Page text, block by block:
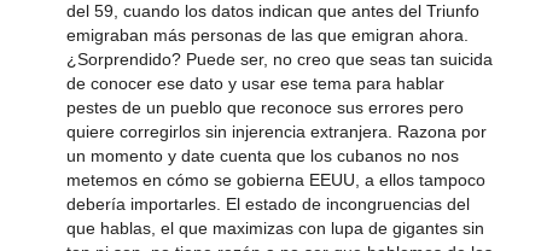
del 59, cuando los datos indican que antes del Triunfo
emigraban más personas de las que emigran ahora.
¿Sorprendido? Puede ser, no creo que seas tan suicida
de conocer ese dato y usar ese tema para hablar
pestes de un pueblo que reconoce sus errores pero
quiere corregirlos sin injerencia extranjera. Razona por
un momento y date cuenta que los cubanos no nos
metemos en cómo se gobierna EEUU, a ellos tampoco
debería importarles. El estado de incongruencias del
que hablas, el que maximizas con lupa de gigantes sin